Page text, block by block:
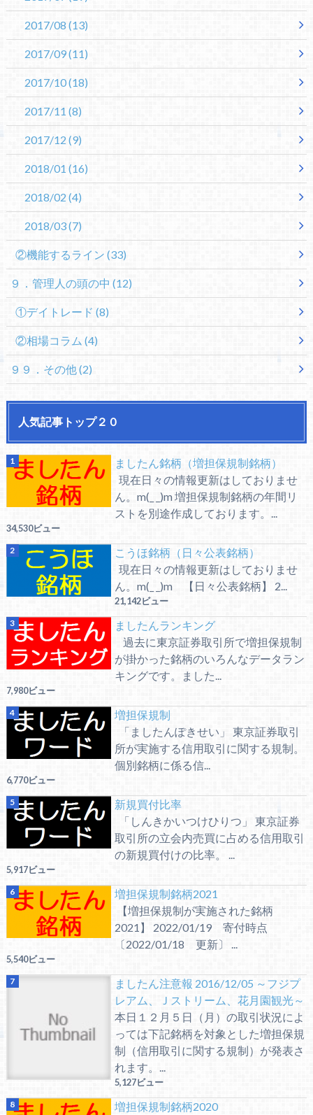
2017/08 (13)
2017/09(11)
2017/10(18)
2017/11 (8)
2017/12 (9)
2018/01 (16)
2018/02 (4)
2018/03(7)
②機能するライン (33)
９．管理人の頭の中 (12)
①デイトレード (8)
②相場コラム (4)
９９．その他(2)
人気記事トップ２０
ましたん銘柄（増担保規制銘柄）
現在日々の情報更新はしておりませ
ん。m(_ _)m 増担保規制銘柄の年間リ
ストを別途作成しております。...
34,530ビュー
こうほ銘柄（日々公表銘柄）
現在日々の情報更新はしておりませ
ん。m(_ _)m 【日々公表銘柄】 2...
21,142ビュー
ましたんランキング
過去に東京証券取引所で増担保規制
が掛かった銘柄のいろんなデータラン
キングです。ました...
7,980ビュー
増担保規制
「ましたんぽきせい」 東京証券取引
所が実施する信用取引に関する規制。
個別銘柄に係る信...
6,770ビュー
新規買付比率
「しんきかいつけひりつ」 東京証券
取引所の立会内売買に占める信用取引
の新規買付けの比率。 ...
5,917ビュー
増担保規制銘柄2021
【増担保規制が実施された銘柄
2021】 2022/01/19 寄付時点
〔2022/01/18 更新〕 ...
5,540ビュー
ましたん注意報 2016/12/05 ～フジプ
レアム、Ｊストリーム、花月園観光～
本日１２月５日（月）の取引状況によ
っては下記銘柄を対象とした増担保規
制（信用取引に関する規制）が発表さ
れます。...
5,127ビュー
増担保規制銘柄2020